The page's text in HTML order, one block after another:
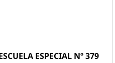
ESPECIAL Nº 379